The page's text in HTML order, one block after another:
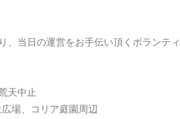
、当日の運営をお手伝い頂くボランテ
天中止
場、コリア庭園周辺